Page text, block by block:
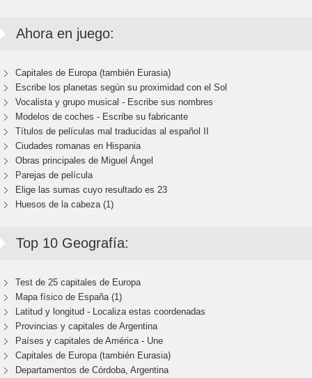
Ahora en juego:
Capitales de Europa (también Eurasia)
Escribe los planetas según su proximidad con el Sol
Vocalista y grupo musical - Escribe sus nombres
Modelos de coches - Escribe su fabricante
Títulos de películas mal traducidas al español II
Ciudades romanas en Hispania
Obras principales de Miguel Ángel
Parejas de película
Elige las sumas cuyo resultado es 23
Huesos de la cabeza (1)
Top 10 Geografía:
Test de 25 capitales de Europa
Mapa físico de España (1)
Latitud y longitud - Localiza estas coordenadas
Provincias y capitales de Argentina
Países y capitales de América - Une
Capitales de Europa (también Eurasia)
Departamentos de Córdoba, Argentina